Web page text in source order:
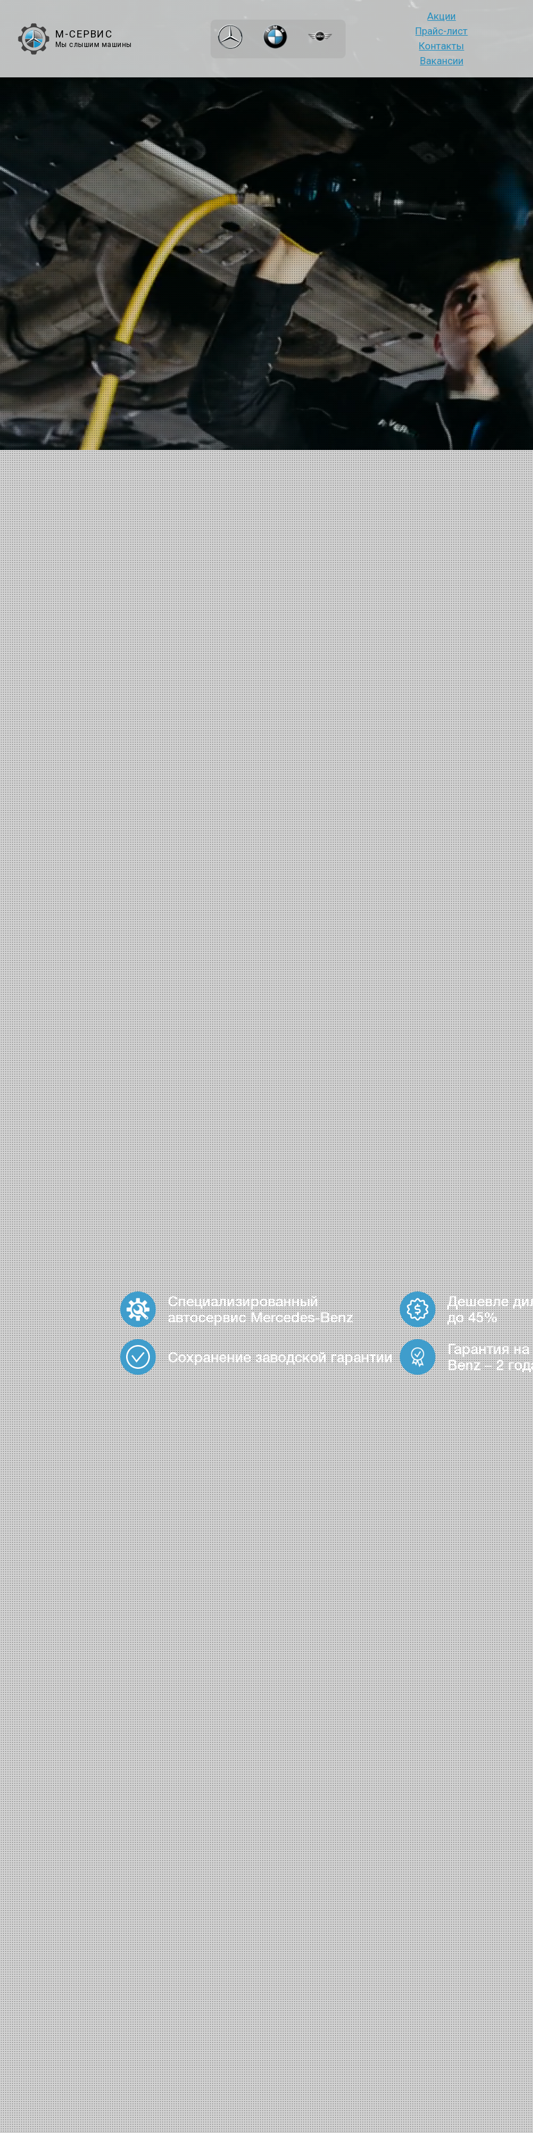
М-СЕРВИС
Мы слышим машины
Акции
Прайс-лист
Контакты
Вакансии
Специализированный
автосервис Mercedes-Benz
Дешевле
до 45%
Сохранение заводской гарантии
Гарантия
Benz – 2